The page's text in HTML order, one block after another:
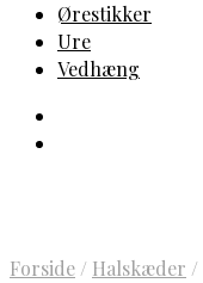
Ørestikker
Ure
Vedhæng
Forside / Halskæder /